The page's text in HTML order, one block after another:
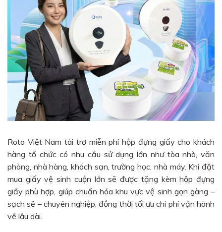
Roto Việt Nam tài trợ miễn phí hộp đựng giấy cho khách
hàng tổ chức có nhu cầu sử dụng lớn như tòa nhà, văn
phòng, nhà hàng, khách sạn, trường học, nhà máy. Khi đặt
mua giấy vệ sinh cuộn lớn sẽ được tặng kèm hộp đựng
giấy phù hợp, giúp chuẩn hóa khu vực vệ sinh gọn gàng –
sạch sẽ – chuyên nghiệp, đồng thời tối ưu chi phí vận hành
về lâu dài.